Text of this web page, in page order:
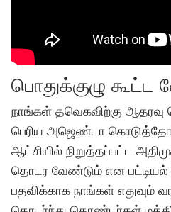
பொதுக்குழு கூட்ட
நாங்கள் தவெகவிற்கு ஆதரவு
பெரிய அஜெண்டா
ஆட்சியில் நிறுத்தப்பட்ட
தொடர வேண்டும் என பட்டியல்
பதவிக்காக நாங்கள் எதுவும்